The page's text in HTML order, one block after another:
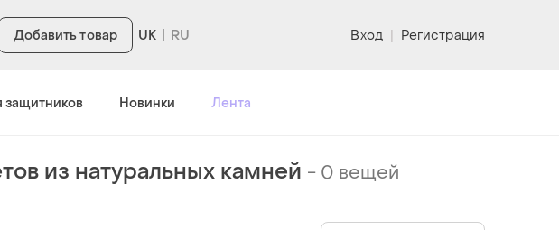
Добавить товар UK Вход | Регистрация
защитников Новинки Лента
из натуральных камней - 0 вещей